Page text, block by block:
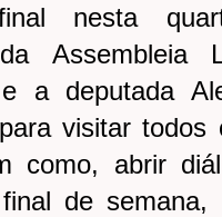
nesta
Assembleia
a deputada
visitar
como, abrir
de